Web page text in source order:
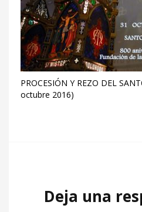
PROCESIÓN Y REZO DEL
octubre 2016)
Deja una